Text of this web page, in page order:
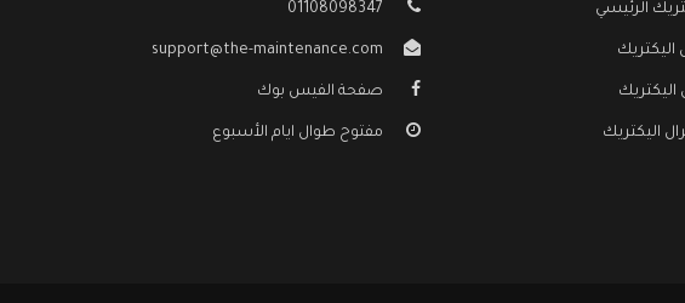
الرئيسي
اليكتريك
اليكتريك
اليكتريك
01108098347
support@the-maintenance.com
صفحة الفيس بوك
مفتوح طوال ايام الأسبوع